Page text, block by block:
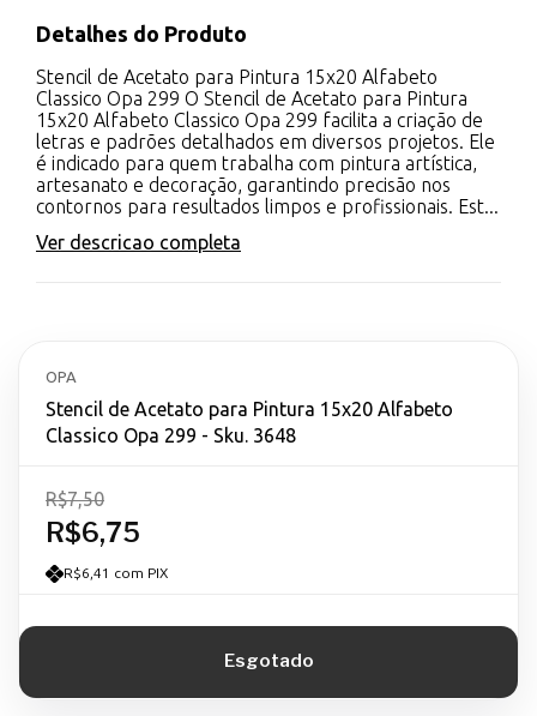
Detalhes do Produto
Stencil de Acetato para Pintura 15x20 Alfabeto
Classico Opa 299 O Stencil de Acetato para Pintura
15x20 Alfabeto Classico Opa 299 facilita a criação de
letras e padrões detalhados em diversos projetos. Ele
é indicado para quem trabalha com pintura artística,
artesanato e decoração, garantindo precisão nos
contornos para resultados limpos e profissionais. Est...
Ver descricao completa
OPA
Stencil de Acetato para Pintura 15x20 Alfabeto
Classico Opa 299 - Sku. 3648
R$6,75
R$7,50
R$6,41 com PIX